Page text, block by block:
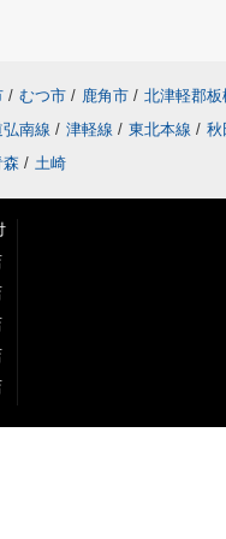
/ むつ市 / 鹿角市 / 北津軽郡板
南線 / 津軽線 / 東北本線 / 秋
森 / 土崎